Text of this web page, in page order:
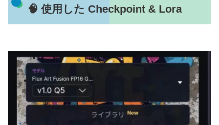
🧠 使用した Checkpoint & Lora